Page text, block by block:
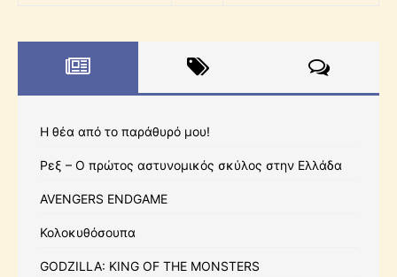
Η θέα από το παράθυρό μου!
Ρεξ – Ο πρώτος αστυνομικός σκύλος στην Ελλάδα
AVENGERS ENDGAME
Κολοκυθόσουπα
GODZILLA: KING OF THE MONSTERS